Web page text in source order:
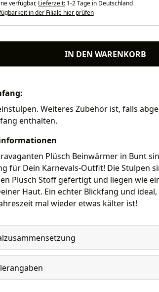
verfügbar, Lieferzeit:1-2 Tage in Deutschland
in der Filiale hier prüfen
IN DEN WARENKORB
Weiteres Zubehör ist, falls
enthalten.
Plüsch Beinwärmer in Bunt
für Dein Karnevals-Outfit! Die Stulpen
Plüsch Stoff gefertigt und liegen wie
Haut. Ein echter Blickfang und
mal wieder etwas kälter ist!